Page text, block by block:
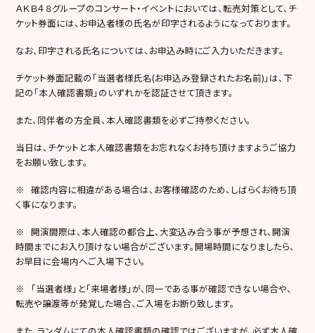
ＡＫＢ４８グループのコンサート・イベントにおいては、転売対策として、チ
ケット券面には、お申込者様の氏名が印字されるようになっております。
なお、印字される氏名については、お申込み時にご入力いただきます。
チケット券面記載の「当選者様氏名(お申込み登録されたお名前)」は、下
記の「本人確認書類」のいずれかを認証させて頂きます。
また、同伴者の方全員、本人確認書類を必ずご持参ください。
当日は、チケットと本人確認書類をお忘れなくお持ち頂けますようご協力
をお願い致します。
※ 確認内容に相違がある場合は、お客様確認のため、しばらくお待ち頂
く事になります。
※ 開演間際は、本人確認の都合上、大変込み合う事が予想され、開演
時間までにお入り頂けない場合がございます。開場時間になりましたら、
お早目に会場内へご入場下さい。
※ 「当選者様」と「来場者様」が、同一である事が確認できない場合や、
転売や譲渡等が発覚した場合、ご入場をお断り致します。
また、ランダムにての本人確認書類の確認ではございますが、必ず本人確